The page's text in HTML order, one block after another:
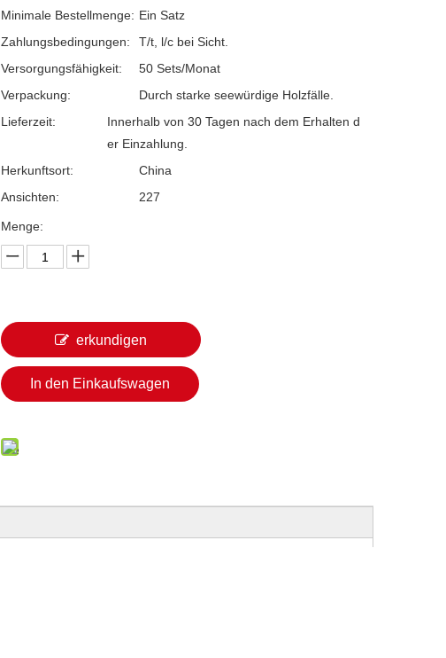
Minimale Bestellmenge: Ein Satz
Zahlungsbedingungen:
T/t, l/c bei Sicht.
Versorgungsfähigkeit:
50 Sets/Monat
Verpackung:
Durch starke seewürdige Holzfälle.
Lieferzeit:
Innerhalb von 30 Tagen nach dem Erhalten d
er Einzahlung.
Herkunftsort:
China
Ansichten:
227
Menge:
erkundigen
In den Einkaufswagen